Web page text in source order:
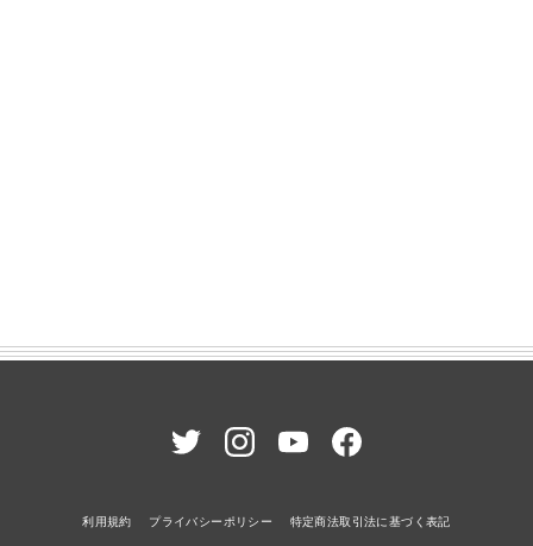
利用規約 プライバシーポリシー 特定商法取引法に基づく表記